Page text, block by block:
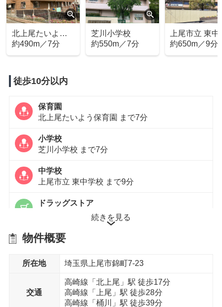
北上尾たいよう
保育園
約490m／7分
芝川小学校
約550m／7分
上尾市立 東中
校
約650m／9分
徒歩10分以内
保育園
北上尾たいよう保育園 まで7分
小学校
芝川小学校 まで7分
中学校
上尾市立 東中学校 まで9分
ドラッグストア
クスリのアオキ 上尾本町店 まで9分
内科
かしの木内科小児科クリニック まで6分
徒歩15分以内
スーパー
続きを見る
物件概要
所在地 埼玉県上尾市錦町7-23
交通
高崎線「北上尾」駅 徒歩17分
高崎線「上尾」駅 徒歩28分
高崎線「桶川」駅 徒歩39分